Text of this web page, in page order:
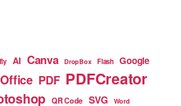
AI Canva DropBox Flash Google
Office PDF PDFCreator
QR Code SVG Word